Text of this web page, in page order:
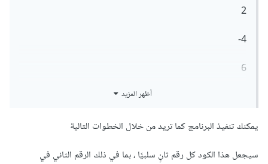
2
4-
6
لانه عندما قمت بإدخال الكود لم يظهر الحل
أظهر المزيد
يمكنك تنفيذ البرنامج كما تريد من خلال الخطوات التالية
سيجعل هذا الكود كل رقم ثانٍ سلبيًا ، بما في ذلك الرقم الثاني في